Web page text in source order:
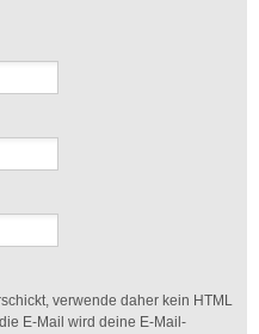
verwende daher kein HTML
E-Mail wird deine E-Mail-